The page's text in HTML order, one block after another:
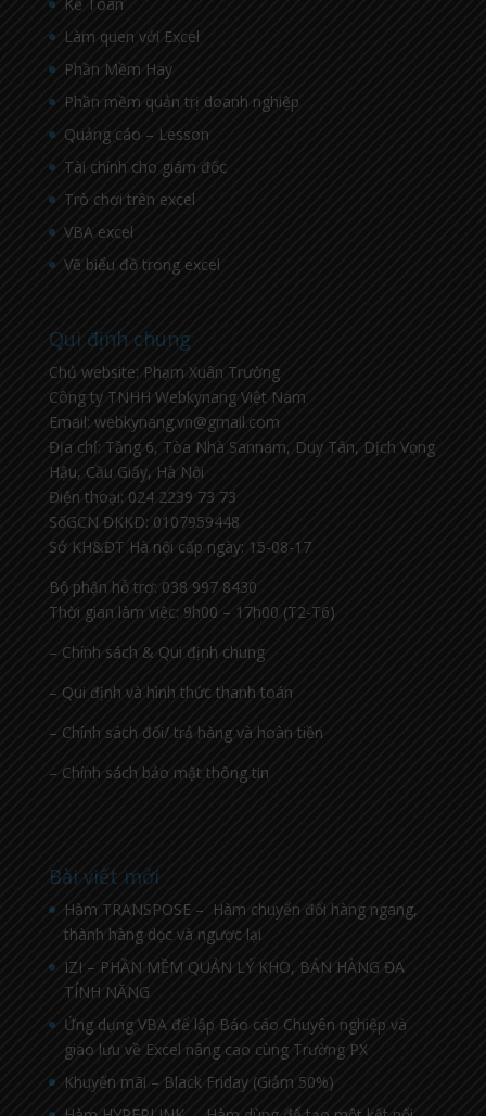
Làm quen với Excel
Phần Mềm Hay
Phần mềm quản trị doanh nghiệp
Quảng cáo – Lesson
Tài chính cho giám đốc
Trò chơi trên excel
VBA excel
Vẽ biểu đồ trong excel
Qui định chung
Chủ website: Phạm Xuân Trường
Công ty TNHH Webkynang Việt Nam
Email: webkynang.vn@gmail.com
Địa chỉ: Tầng 6, Tòa Nhà Sannam, Duy Tân, Dịch Vọng
Hậu, Cầu Giấy, Hà Nội
Điện thoại: 024 2239 73 73
SốGCN ĐKKD: 0107959448
Sở KH&ĐT Hà nội cấp ngày: 15-08-17
Bộ phận hỗ trợ: 038 997 8430
Thời gian làm việc: 9h00 – 17h00 (T2-T6)
– Chính sách & Qui định chung
– Qui định và hình thức thanh toán
– Chính sách đổi/ trả hàng và hoàn tiền
– Chính sách bảo mật thông tin
Bài viết mới
Hàm TRANSPOSE – Hàm chuyển đổi hàng ngang,
thành hàng dọc và ngược lại
IZI – PHẦN MỀM QUẢN LÝ KHO, BÁN HÀNG ĐA
TÍNH NĂNG
Ứng dụng VBA để lập Báo cáo Chuyên nghiệp và
giao lưu về Excel nâng cao cùng Trường PX
Khuyến mãi – Black Friday (Giảm 50%)